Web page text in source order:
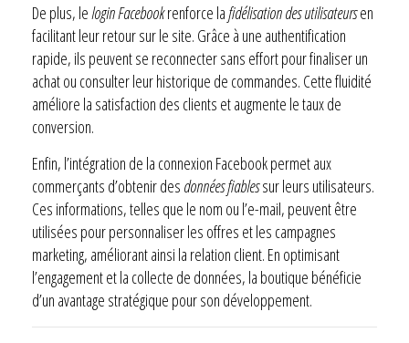
De plus, le login Facebookrenforce lafidélisation des utilisateursen
facilitant leur retour sur le site. Grâce à une authentification
rapide, ils peuvent se reconnecter sans effort pour finaliser un
achat ou consulter leur historique de commandes. Cette fluidité
améliore la satisfaction des clients et augmente le taux de
conversion.
Enfin, l’intégration de la connexion Facebook permet aux
commerçants d’obtenir des données fiablessur leurs utilisateurs.
Ces informations, telles que le nom ou l’e-mail, peuvent être
utilisées pour personnaliser les offres et les campagnes
marketing, améliorant ainsi la relation client. En optimisant
l’engagement et la collecte de données, la boutique bénéficie
d’un avantage stratégique pour son développement.